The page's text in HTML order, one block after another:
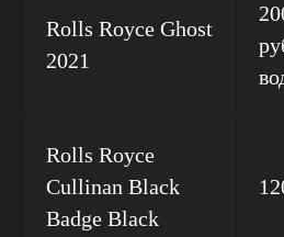
Rolls Royce Ghost
2021
Rolls Royce
Cullinan Black
Badge Black